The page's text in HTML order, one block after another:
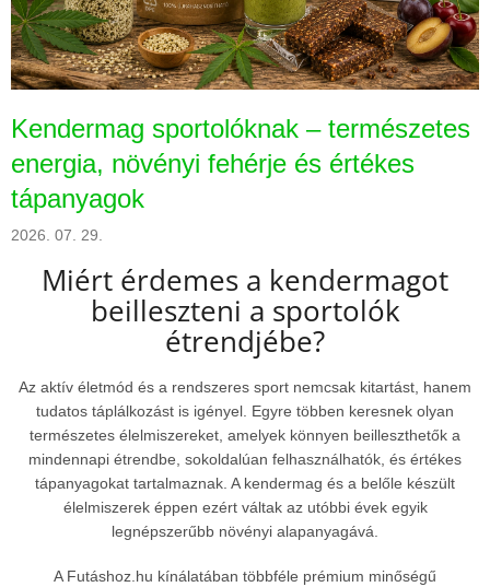
t
á
j
a
Kendermag sportolóknak – természetes
energia, növényi fehérje és értékes
tápanyagok
2026. 07. 29.
Miért érdemes a kendermagot
beilleszteni a sportolók
étrendjébe?
Az aktív életmód és a rendszeres sport nemcsak kitartást, hanem
tudatos táplálkozást is igényel. Egyre többen keresnek olyan
természetes élelmiszereket, amelyek könnyen beilleszthetők a
mindennapi étrendbe, sokoldalúan felhasználhatók, és értékes
tápanyagokat tartalmaznak. A kendermag és a belőle készült
élelmiszerek éppen ezért váltak az utóbbi évek egyik
legnépszerűbb növényi alapanyagává.
A Futáshoz.hu kínálatában többféle prémium minőségű